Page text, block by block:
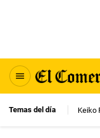
Temas del día Keiko